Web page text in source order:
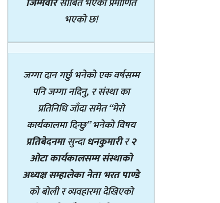
भएको छ!
जग्गा दान गर्छु भनेको एक वर्षसम्म
पनि जग्गा नदिनु, र संस्था का
प्रतिनिधि जाँदा समेत “मेरो
कार्यकालमा दिन्छु” भनेको विषय
प्रतिबेदनमासुन्दाधनकुमारीर२
ओटा कार्यकालसम्म संस्थाको
अध्यक्ष सम्हालेका नेता भरत पाण्डे
को बोली र व्यवहारमा देखिएको